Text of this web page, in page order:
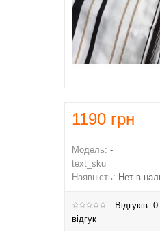
1190 грн
Модель: -
text_sku
Наявність: Нет в
Відгуків: 0
відгук